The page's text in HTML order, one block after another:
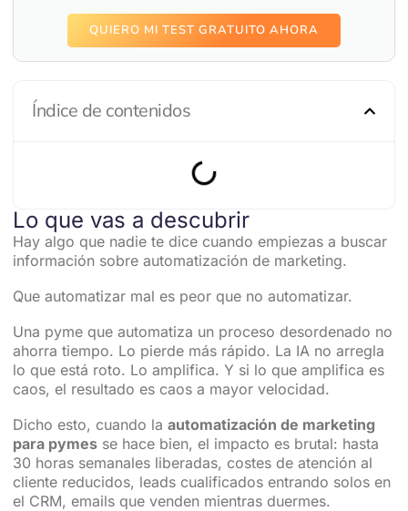
QUIERO MI TEST GRATUITO AHORA
Índice de contenidos
Lo que vas a descubrir
Hay algo que nadie te dice cuando empiezas a buscar
información sobre automatización de marketing.
Que automatizar mal es peor que no automatizar.
Una pyme que automatiza un proceso desordenado no
ahorra tiempo. Lo pierde más rápido. La IA no arregla
lo que está roto. Lo amplifica. Y si lo que amplifica es
caos, el resultado es caos a mayor velocidad.
Dicho esto, cuando la automatización de marketing
para pymes se hace bien, el impacto es brutal: hasta
30 horas semanales liberadas, costes de atención al
cliente reducidos, leads cualificados entrando solos en
el CRM, emails que venden mientras duermes.